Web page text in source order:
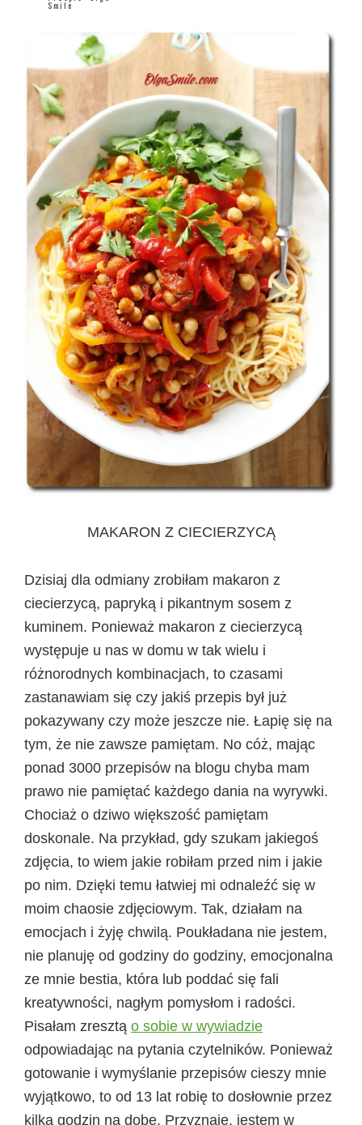
Smile
MAKARON Z CIECIERZYCĄ
Dzisiaj dla odmiany zrobiłam makaron z
ciecierzycą, papryką i pikantnym sosem z
kuminem. Ponieważ makaron z ciecierzycą
występuje u nas w domu w tak wielu i
różnorodnych kombinacjach, to czasami
zastanawiam się czy jakiś przepis był już
pokazywany czy może jeszcze nie. Łapię się na
tym, że nie zawsze pamiętam. No cóż, mając
ponad 3000 przepisów na blogu chyba mam
prawo nie pamiętać każdego dania na wyrywki.
Chociaż o dziwo większość pamiętam
doskonale. Na przykład, gdy szukam jakiegoś
zdjęcia, to wiem jakie robiłam przed nim i jakie
po nim. Dzięki temu łatwiej mi odnaleźć się w
moim chaosie zdjęciowym. Tak, działam na
emocjach i żyję chwilą. Poukładana nie jestem,
nie planuję od godziny do godziny, emocjonalna
ze mnie bestia, która lub poddać się fali
kreatywności, nagłym pomysłom i radości.
Pisałam zresztą o sobie w wywiadzie
odpowiadając na pytania czytelników. Ponieważ
gotowanie i wymyślanie przepisów cieszy mnie
wyjątkowo, to od 13 lat robię to dosłownie przez
kilka godzin na dobę. Przyznaję, jestem w